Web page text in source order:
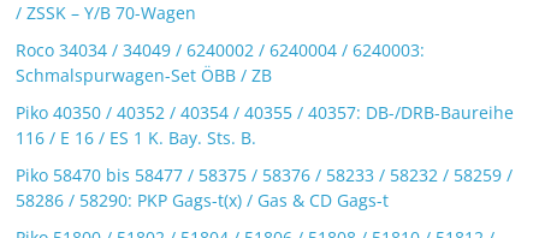
/ ZSSK – Y/B 70-Wagen
Roco 34034 / 34049 / 6240002 / 6240004 / 6240003:
Schmalspurwagen-Set ÖBB / ZB
Piko 40350 / 40352 / 40354 / 40355 / 40357: DB-/DRB-Baureihe
116 / E 16 / ES 1 K. Bay. Sts. B.
Piko 58470 bis 58477 / 58375 / 58376 / 58233 / 58232 / 58259 /
58286 / 58290: PKP Gags-t(x) / Gas & CD Gags-t